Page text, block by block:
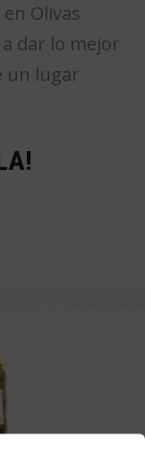
Olivas
dar lo mejor
un lugar